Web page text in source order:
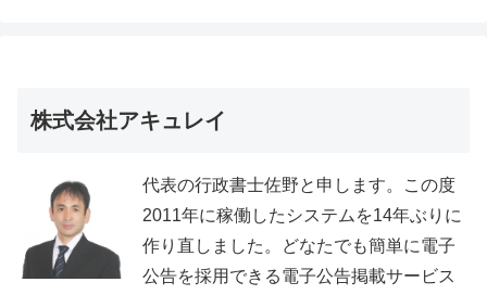
株式会社アキュレイ
代表の行政書士佐野と申します。この度
2011年に稼働したシステムを14年ぶりに
作り直しました。どなたでも簡単に電子
公告を採用できる電子公告掲載サービス